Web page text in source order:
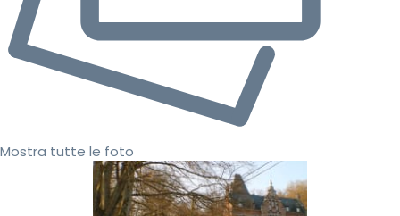
Mostra tutte le foto